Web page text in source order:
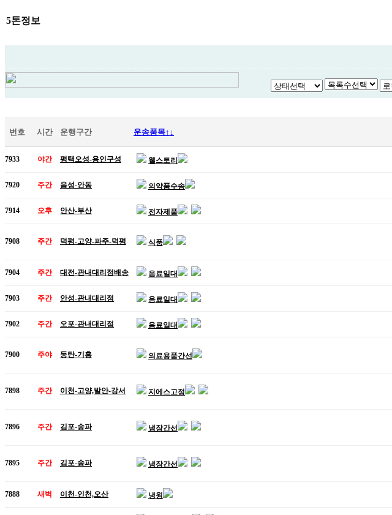
5톤정보
번호 시간 운행구간 운송품목↑↓
7933 야간 평택오성-용인구성 웰스토리
7920 주간 음성-안동 의약품수송
7914 오후 안산-부산 전자제품
7908 주간 덕평-고양-파주-덕평 식품
7904 주간 대전-관내대리점배송 음료일대
7903 주간 안성-관내대리점 음료일대
7902 주간 오포-관내대리점 음료일대
7900 주야 동탄-기흥 의료용품간선
7898 주간 이천-고양,발안-강서 지에스고정
7896 주간 김포-송파 냉장간선
7895 주간 김포-송파 냉장간선
7888 새벽 이천-인천,오산 냉윙